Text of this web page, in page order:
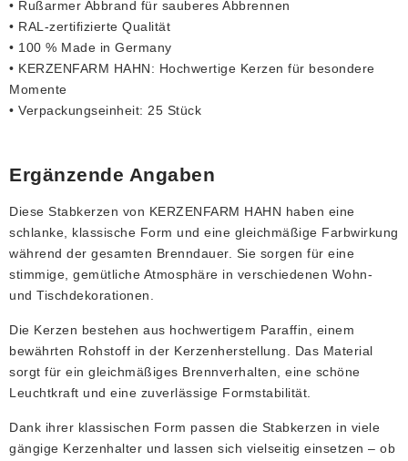
• Rußarmer Abbrand für sauberes Abbrennen
• RAL-zertifizierte Qualität
• 100 % Made in Germany
• KERZENFARM HAHN: Hochwertige Kerzen für besondere
Momente
• Verpackungseinheit: 25 Stück
Ergänzende Angaben
Diese Stabkerzen von KERZENFARM HAHN haben eine
schlanke, klassische Form und eine gleichmäßige Farbwirkung
während der gesamten Brenndauer. Sie sorgen für eine
stimmige, gemütliche Atmosphäre in verschiedenen Wohn-
und Tischdekorationen.
Die Kerzen bestehen aus hochwertigem Paraffin, einem
bewährten Rohstoff in der Kerzenherstellung. Das Material
sorgt für ein gleichmäßiges Brennverhalten, eine schöne
Leuchtkraft und eine zuverlässige Formstabilität.
Dank ihrer klassischen Form passen die Stabkerzen in viele
gängige Kerzenhalter und lassen sich vielseitig einsetzen – ob